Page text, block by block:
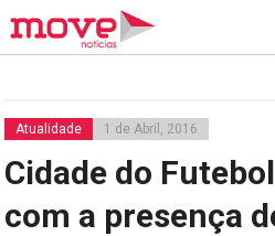
Atualidade 1 de Abril, 2016
Cidade do
com a presença